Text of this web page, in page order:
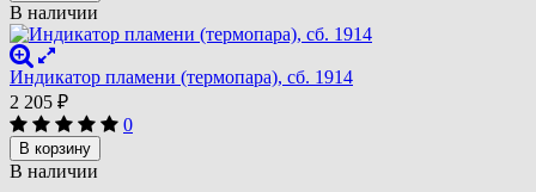
В наличии
Индикатор пламени (термопара), сб. 1914
2 205 ₽
0
В корзину
В наличии